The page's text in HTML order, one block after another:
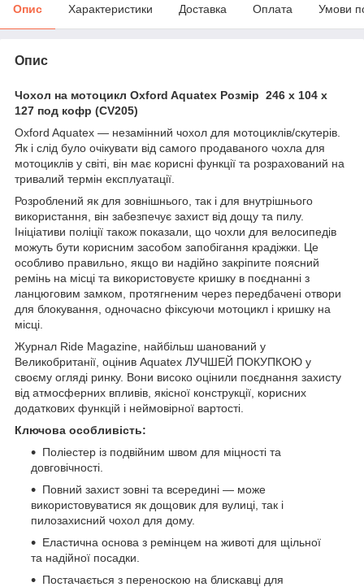
Опис Характеристики Доставка Оплата Умови
Опис
Чохол на мотоцикл Oxford Aquatex Розмір 246 х 104 х
127 под кофр (CV205)
Oxford Aquatex — незамінний чохол для мотоциклів/скутерів.
Як і слід було очікувати від самого продаваного чохла для
мотоциклів у світі, він має корисні функції та розрахований на
тривалий термін експлуатації.
Розроблений як для зовнішнього, так і для внутрішнього
використання, він забезпечує захист від дощу та пилу.
Ініціативи поліції також показали, що чохли для велосипедів
можуть бути корисним засобом запобігання крадіжки. Це
особливо правильно, якщо ви надійно закріпите поясний
ремінь на місці та використовуєте кришку в поєднанні з
ланцюговим замком, протягненим через передбачені отвори
для блокування, одночасно фіксуючи мотоцикл і кришку на
місці.
Журнал Ride Magazine, найбільш шанований у
Великобританії, оцінив Aquatex ЛУЧШЕЙ ПОКУПКОЮ у
своєму огляді ринку. Вони високо оцінили поєднання захисту
від атмосферних впливів, якісної конструкції, корисних
додаткових функцій і неймовірної вартості.
Ключова особливість:
Поліестер із подвійним швом для міцності та
довговічності.
Повний захист зовні та всередині — може
використовуватися як дощовик для вулиці, так і
пилозахисний чохол для дому.
Еластична основа з ремінцем на животі для щільної
та надійної посадки.
Постачається з переноскою на блискавці для